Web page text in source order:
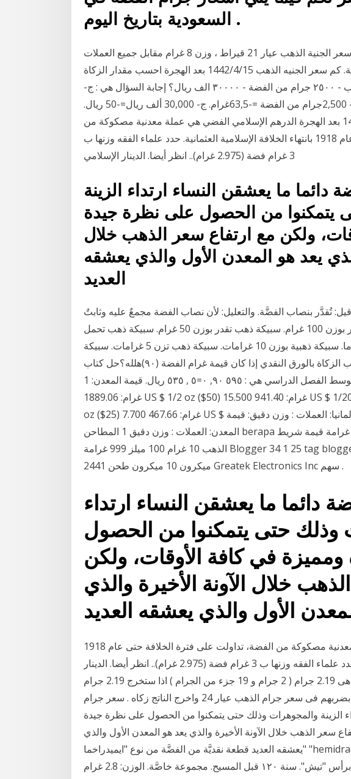
السعودية بتاريخ اليوم .
سعر الجنيه الذهب اليوم متابعة عن سعر الجنية الذهب عيار 21 قيراط ، وزن 8 غرام مقابل جميع العملات
في الوطن العربي وأهم العملات الأجنبية. كم سعر الجنيه الذهب 15‏‏/4‏‏/1442 بعد الهجرة احسب مقدار الزكاة
في الأموال التالية ٣٠٠٠ جرام من الذهب - ٢٥٠٠ جرام من الفضة - ٣٠٠٠٠ الف ريال؟ إجابة السؤال هي : ج-
3,000جرام من الذهب.=-75غرام. ج- 2,500جرام من الفضة =-63,5غرام. ج- 30,000 ألف ريال=-50 ريال.
16‏‏/11‏‏/1438 بعد الهجرة 13‏‏/8‏‏/1440 بعد الهجرة الدرهم الإسلامي الفضي هي عملة معدنية مصكوكة من
الفضة، تداولت على فترة الخلافة حتى عام 1918 بانتهاء الخلافة الإسلامية العثمانية. حدد علماء الفقه وزنها ب
3 غرام فضة (2.975 غرام).. انظر أيضا. الدينار الإسلامي
دائما ما يعشقن النساء ارتداء الزينة
يتمكنوا من الحصول على نظرة جيدة
ولكن مع ارتفاع سعر الذهب خلال
يعد هو المعدن الأول والذي يعشقه
العديد
وقيل: تُقدَّر بنصاب الفضَّة. والتعليل: لأن نصاب الفضة مجمعٌ عليه وثابتٌ
في السُّنة الصحيحة. سبيكة ذهب تقدر بوزن 100 غرام. سبيكة ذهب تقدر بوزن 50 غرام. سبيكة ذهب تحمل
وزن الأونصة بمعنى ما يساوي 5 غراما. سبيكة ذهبية بوزن 10 غرامات. سبيكة ذهب تزن 5 غرامات. سبيكة
ذهب بوزن 1 غرام. كم يكون نصاب الزكاة بالورق النقدي إذا كان قيمة غرام الفضة (٩٠)هلله؟حل كتاب
الطالب فقه ثاني متوسط الفصل الدراسي هي : ٥٩٥ ٩٠, ٠=٥ , ٥٣٥ ريال. قيمة المعدن: 1 oz ($100) 31.103
غرام: 1889.06 US $ 1/2 oz ($50) 15.500 غرام: 941.40 US $ 1/20 oz ($5) 1.554 غرام: 94.36 US $ 1/4
oz ($25) 7.700 غرام: 467.66 US $ عملات ذهبية وعملات فضية من : ألمانيا: العملات : وزن دقيق: قيمة
المعدن: العملات : وزن دقيق 1 المطاحن berapa ميلز ميكرون 10 غرام 100 ميلز 999 غرامة قيمة شريط
الذهب 10 غرام 100 ميلز 999 غرامة Blogger 34 1 25 tag blogger,1999 blog تكلفة الآلات لمدة 20
ميكرون 10 ميكرون طحن 2441 Greatek Electronics Inc سهم .
دائما ما يعشقن النساء ارتداء
وذلك حتى يتمكنوا من الحصول
في كافة الأوقات، ولكن
خلال الآونة الأخيرة والذي
الأول والذي يعشقه العديد
الدرهم الإسلامي الفضي هي عملة معدنية مصكوكة من الفضة، تداولت على فترة الخلافة حتى عام 1918
بانتهاء الخلافة الإسلامية العثمانية. حدد علماء الفقه وزنها ب 3 غرام فضة (2.975 غرام).. انظر أيضا. الدينار
الإسلامي اذا قيمة الزكاه هنا فى المثال هى 2.19 جرام ( 2 جرام و 19 جزء من الجرام ) اذا ستخرج 2.19 جرام
او قيمتهم من العملة النقدية وذلك بضربهم فى سعر جرام الذهب عيار 24 واخرج الناتج زكاه . سعر جرام
الزينة والمجوهرات وذلك حتى يتمكنوا من الحصول على نظرة جيدة
سعر الذهب خلال الآونة الأخيرة والذي يعد هو المعدن الأول والذي
يعشقه العديد قطعة نقديَّة من الفضَّة من نوع "ايميدراخما" "hemidrachme" أو ما يساوي نصف دراخما،